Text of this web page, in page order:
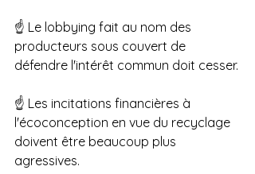
☝ Le lobbying fait au nom des
producteurs sous couvert de
défendre l'intérêt commun doit cesser.
☝ Les incitations financières à
l'écoconception en vue du recyclage
doivent être beaucoup plus
agressives.